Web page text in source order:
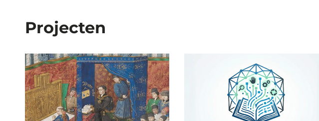
Projecten